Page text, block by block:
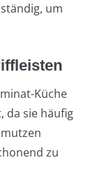
um
Küche
da sie häufig
zu